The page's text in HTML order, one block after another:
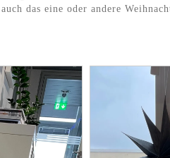
das eine oder andere